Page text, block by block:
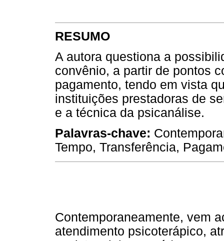
RESUMO
A autora questiona a
convênio, a partir de pontos
pagamento, tendo em vista
instituições prestadoras de
e a técnica da psicanálise.
Palavras-chave:
Tempo, Transferência,
Contemporaneamente, vem
atendimento psicoterápico,